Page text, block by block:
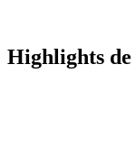
Highlights